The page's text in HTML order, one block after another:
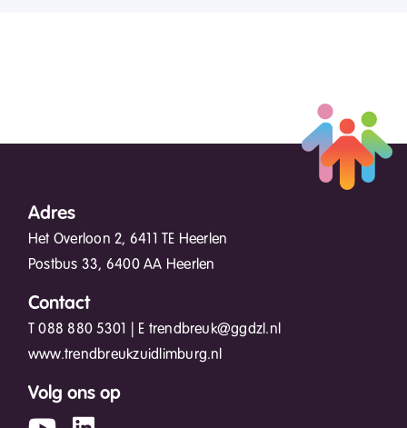
Adres
Het Overloon 2, 6411 TE Heerlen
Postbus 33, 6400 AA Heerlen
Contact
T088 880 5301 | E trendbreuk@ggdzl.nl
www.trendbreukzuidlimburg.nl
Volg ons op